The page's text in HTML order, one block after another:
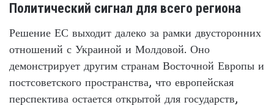
Политический сигнал для всего региона
Решение ЕС выходит далеко за рамки двусторонних
отношений с Украиной и Молдовой. Оно
демонстрирует другим странам Восточной Европы и
постсоветского пространства, что европейская
перспектива остается открытой для государств,